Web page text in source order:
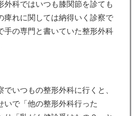
外科ではいつも膝関節を診ても
痺れに関しては納得いく診察で
手の専門と書いていた整形外科
でいつもの整形外科に行くと、
いで「他の整形外科行った